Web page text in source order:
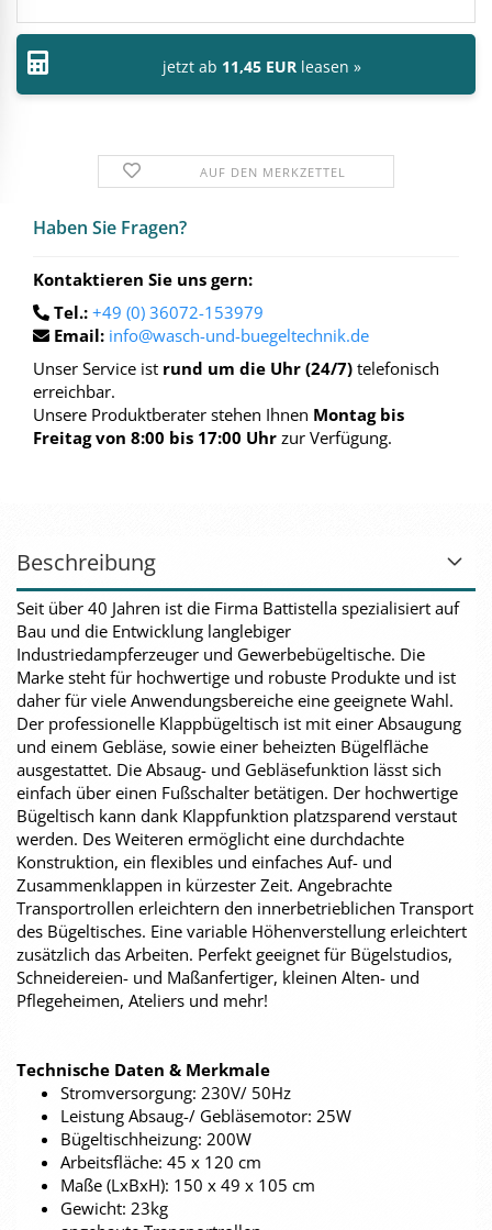
jetzt ab 11,45 EUR leasen »
AUF DEN MERKZETTEL
Haben Sie Fra­gen?
Kontaktieren Sie uns gern:
Tel.: +49 (0) 36072-153979
Email: info@wasch-und-buegeltechnik.de
Unser Service ist rund um die Uhr (24/7) telefonisch
erreichbar.
Unsere Produktberater stehen Ihnen Montag bis
Freitag von 8:00 bis 17:00 Uhr zur Verfügung.
Beschreibung
Seit über 40 Jahren ist die Firma Battistella spezialisiert auf
Bau und die Entwicklung langlebiger
Industriedampferzeuger und Gewerbebügeltische. Die
Marke steht für hochwertige und robuste Produkte und ist
daher für viele Anwendungsbereiche eine geeignete Wahl.
Der professionelle Klappbügeltisch ist mit einer Absaugung
und einem Gebläse, sowie einer beheizten Bügelfläche
ausgestattet. Die Absaug- und Gebläsefunktion lässt sich
einfach über einen Fußschalter betätigen. Der hochwertige
Bügeltisch kann dank Klappfunktion platzsparend verstaut
werden. Des Weiteren ermöglicht eine durchdachte
Konstruktion, ein flexibles und einfaches Auf- und
Zusammenklappen in kürzester Zeit. Angebrachte
Transportrollen erleichtern den innerbetrieblichen Transport
des Bügeltisches. Eine variable Höhenverstellung erleichtert
zusätzlich das Arbeiten. Perfekt geeignet für Bügelstudios,
Schneidereien- und Maßanfertiger, kleinen Alten- und
Pflegeheimen, Ateliers und mehr!
Technische Daten & Merkmale
Stromversorgung: 230V/ 50Hz
Leistung Absaug-/ Gebläsemotor: 25W
Bügeltischheizung: 200W
Arbeitsfläche: 45 x 120 cm
Maße (LxBxH): 150 x 49 x 105 cm
Gewicht: 23kg